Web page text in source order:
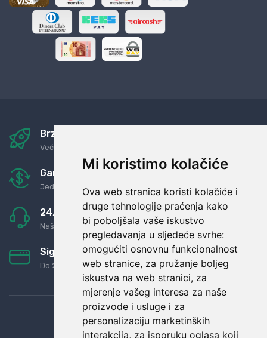
Mi koristimo kolačiće
Ova web stranica koristi kolačiće i
druge tehnologije praćenja kako
bi poboljšala vaše iskustvo
pregledavanja u sljedeće svrhe:
omogućiti osnovnu funkcionalnost
web stranice, za pružanje boljeg
iskustva na web stranici, za
mjerenje vašeg interesa za naše
proizvode i usluge i za
personalizaciju marketinških
interakcija, za isporuku oglasa koji
Brza i sigurna dostava
Već za nekoliko dana kod vas
Garancija u povrat novaca
Jednostavno pravilo: Roba za novac
24/7 odlična podrška
Naši agenti uvijek na raspolaganju
Sigurno obročno plaćanje
Do 24 rata bez kamata